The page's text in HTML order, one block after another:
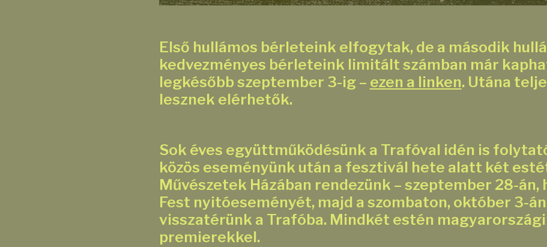
Első hullámos bérleteink elfogytak, de a második
kedvezményes bérleteink limitált számban már
legkésőbb szeptember 3-ig – ezen a linken. Utána
lesznek elérhetők.
Sok éves együttműködésünk a Trafóval idén is
közös eseményünk után a fesztivál hete alatt két
Művészetek Házában rendezünk – szeptember 28-án,
Fest nyitóeseményét, majd a szombaton, október 3-
visszatérünk a Trafóba. Mindkét estén magyarországi
premierekkel.